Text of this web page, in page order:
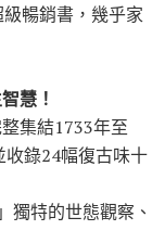
暢銷書，幾乎家
慧！
集結1733年至
錄24幅復古味十
特的世態觀察、